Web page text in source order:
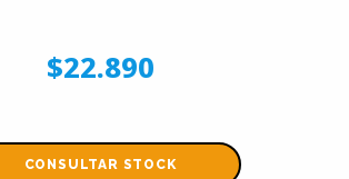
$22.890
CONSULTAR STOCK